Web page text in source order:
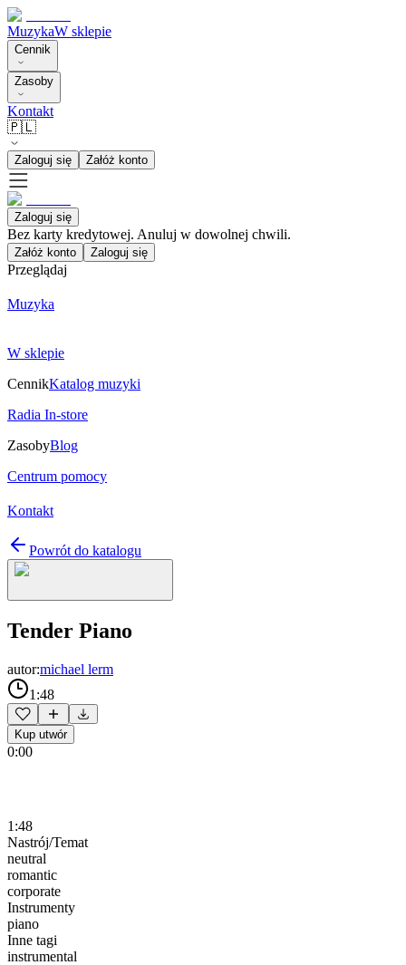
MuzykaW sklepie
Cennik
Zasoby
Kontakt
🇵🇱
Zaloguj się Załóż konto
Zaloguj się
Bez karty kredytowej. Anuluj w dowolnej chwili.
Załóż konto Zaloguj się
Przeglądaj
Muzyka
W sklepie
CennikKatalog muzyki
Radia In-store
ZasobyBlog
Centrum pomocy
Kontakt
Powrót do katalogu
Tender Piano
autor:michael lerm
1:48
Kup utwór
0:00
1:48
Nastrój/Temat
neutral
romantic
corporate
Instrumenty
piano
Inne tagi
instrumental